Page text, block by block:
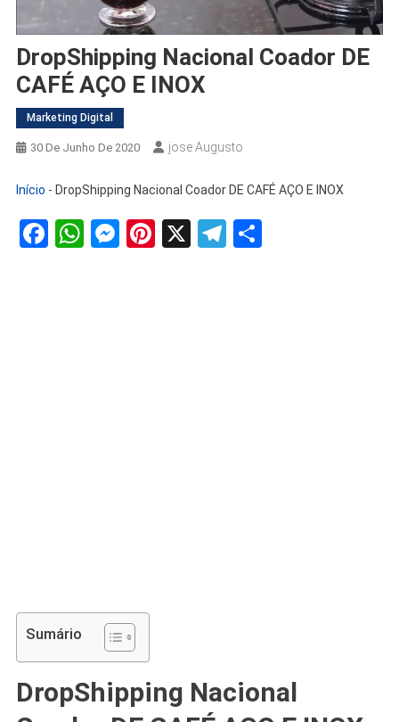
DropShipping Nacional Coador DE
CAFÉ AÇO E INOX
Marketing Digital
30 De Junho De 2020 Jose Augusto
Início - DropShipping Nacional Coador DE CAFÉ AÇO E INOX
Facebook
WhatsApp
Messenger
Pinterest
X Telegram
Share
Sumário
DropShipping Nacional